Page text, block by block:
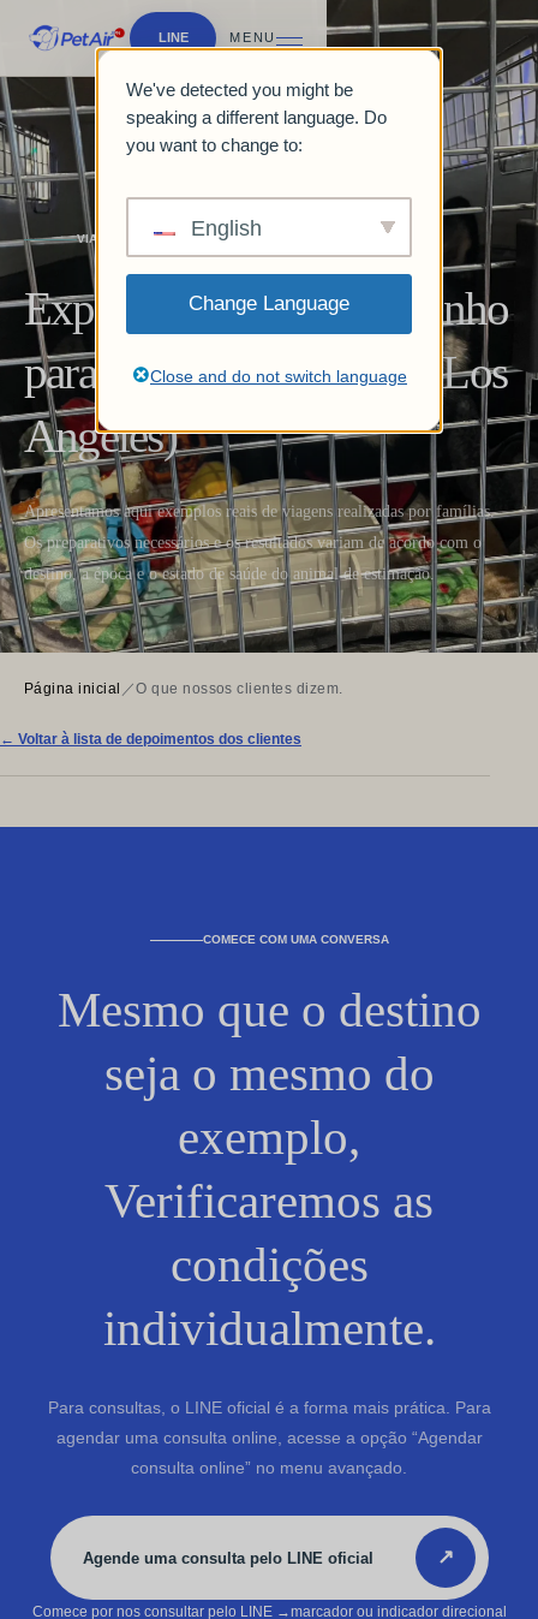
LINE MENU
VIAGEM EM FAMÍLIA
Exportamos um cachorrinho
para os Estados Unidos (Los
Angeles)
Apresentamos aqui exemplos reais de viagens realizadas por famílias.
Os preparativos necessários e os resultados variam de acordo com o
destino, a época e o estado de saúde do animal de estimação.
Página inicial ／O que nossos clientes dizem.
← Voltar à lista de depoimentos dos clientes
COMECE COM UMA CONVERSA
Mesmo que o destino
seja o mesmo do
exemplo,
Verificaremos as
condições
individualmente.
Para consultas, o LINE oficial é a forma mais prática. Para
agendar uma consulta online, acesse a opção “Agendar
consulta online” no menu avançado.
Agende uma consulta pelo LINE oficial ↗
Comece por nos consultar pelo LINE →marcador ou indicador direcional
We've detected you might be
speaking a different language. Do
you want to change to:
English
Change Language
Close and do not switch language